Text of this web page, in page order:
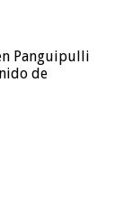
Panguipulli
de